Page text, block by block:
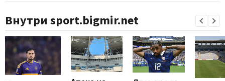
Внутри sport.bigmir.net